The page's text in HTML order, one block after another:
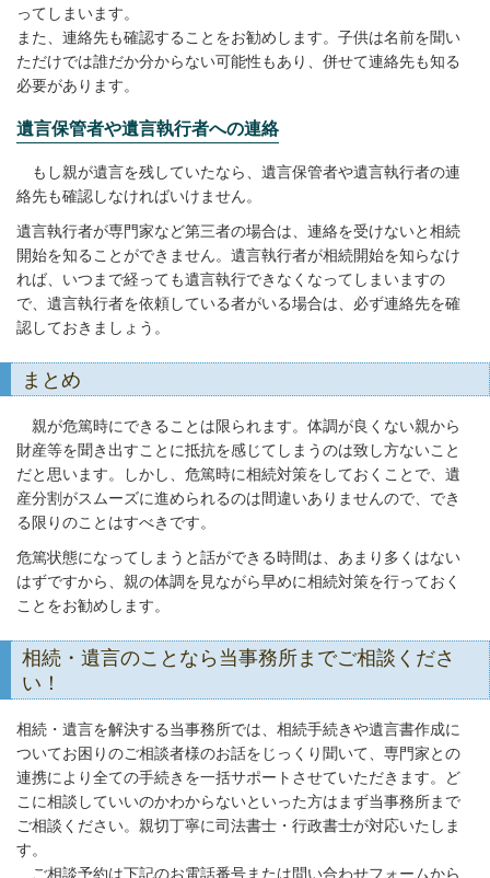
ってしまいます。
また、連絡先も確認することをお勧めします。子供は名前を聞い
ただけでは誰だか分からない可能性もあり、併せて連絡先も知る
必要があります。
遺言保管者や遺言執行者への連絡
もし親が遺言を残していたなら、遺言保管者や遺言執行者の連
絡先も確認しなければいけません。
遺言執行者が専門家など第三者の場合は、連絡を受けないと相続
開始を知ることができません。遺言執行者が相続開始を知らなけ
れば、いつまで経っても遺言執行できなくなってしまいますの
で、遺言執行者を依頼している者がいる場合は、必ず連絡先を確
認しておきましょう。
まとめ
親が危篤時にできることは限られます。体調が良くない親から
財産等を聞き出すことに抵抗を感じてしまうのは致し方ないこと
だと思います。しかし、危篤時に相続対策をしておくことで、遺
産分割がスムーズに進められるのは間違いありませんので、でき
る限りのことはすべきです。
危篤状態になってしまうと話ができる時間は、あまり多くはない
はずですから、親の体調を見ながら早めに相続対策を行っておく
ことをお勧めします。
相続・遺言のことなら当事務所までご相談くださ
い！
相続・遺言を解決する当事務所では、相続手続きや遺言書作成に
ついてお困りのご相談者様のお話をじっくり聞いて、専門家との
連携により全ての手続きを一括サポートさせていただきます。ど
こに相談していいのかわからないといった方はまず当事務所まで
ご相談ください。親切丁寧に司法書士・行政書士が対応いたしま
す。
ご相談予約は下記のお電話番号または問い合わせフォームから